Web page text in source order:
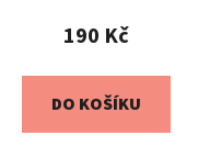
190 Kč
DO KOŠÍKU